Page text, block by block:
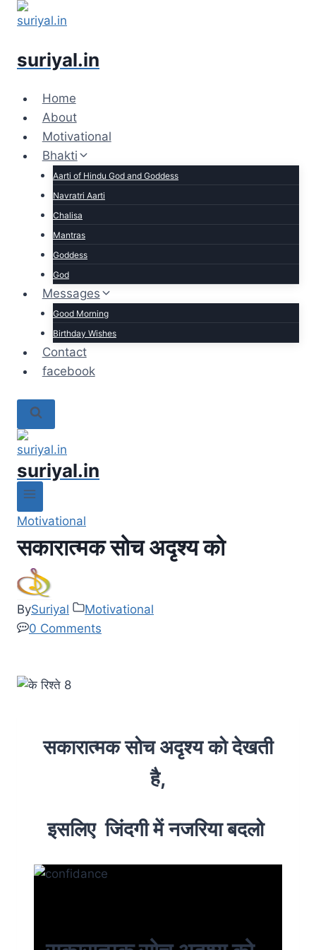
Skip
suriyal.in
Home
About
Motivational
Bhakti
Aarti of Hindu God and Goddess
Navratri Aarti
Chalisa
Mantras
Goddess
God
Messages
Good Morning
Birthday Wishes
Contact
facebook
suriyal.in
Motivational
सकारात्मक सोच अदृश्य को
BySuriyal
Motivational
0 Comments
सकारात्मक सोच अदृश्य को देखती
है,
इसलिए जिंदगी में नजरिया बदलो